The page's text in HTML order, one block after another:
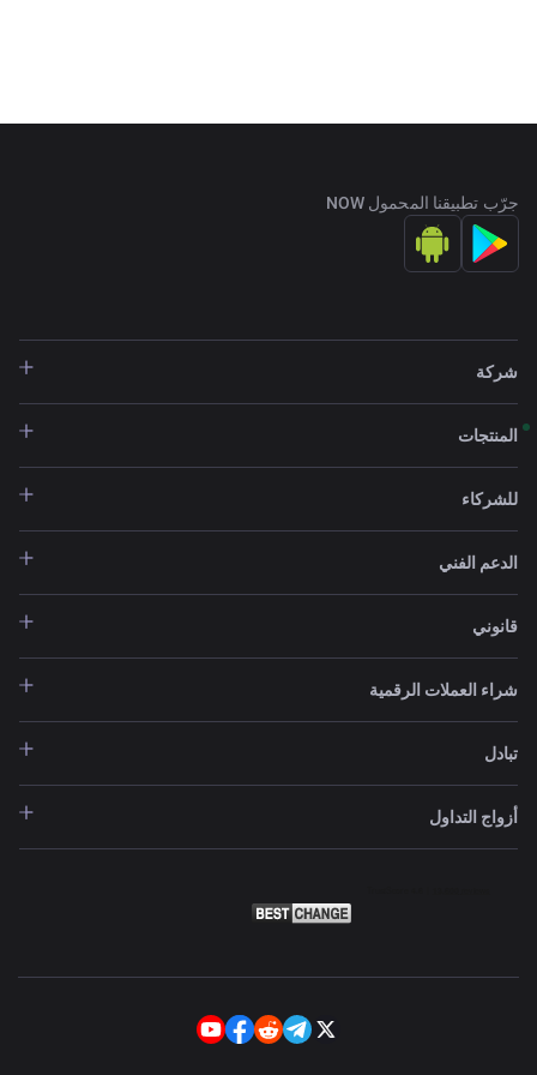
جرّب تطبيقنا المحمول NOW
شركة
المنتجات
للشركاء
الدعم الفني
قانوني
شراء العملات الرقمية
تبادل
أزواج التداول